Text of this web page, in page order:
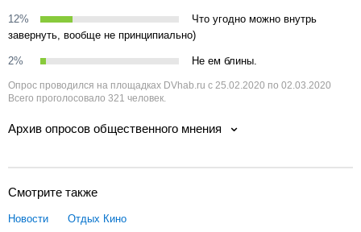
12%
Что угодно можно внутрь
завернуть, вообще не принципиально)
2% Не ем блины.
Опрос проводился на площадках DVhab.ru с 25.02.2020 по 02.03.2020
Всего проголосовало 321 человек.
Архив опросов общественного мнения
Смотрите также
Новости Отдых Кино